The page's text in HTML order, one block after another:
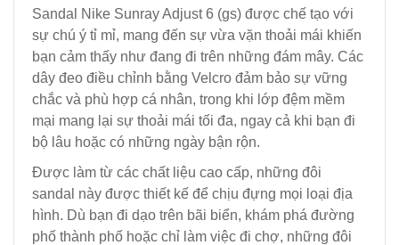
Sandal Nike Sunray Adjust 6 (gs) được chế tạo với
sự chú ý tỉ mỉ, mang đến sự vừa vặn thoải mái khiến
bạn cảm thấy như đang đi trên những đám mây. Các
dây đeo điều chỉnh bằng Velcro đảm bảo sự vững
chắc và phù hợp cá nhân, trong khi lớp đệm mềm
mại mang lại sự thoải mái tối đa, ngay cả khi bạn đi
bộ lâu hoặc có những ngày bận rộn.
Được làm từ các chất liệu cao cấp, những đôi
sandal này được thiết kế để chịu đựng mọi loại địa
hình. Dù bạn đi dạo trên bãi biển, khám phá đường
phố thành phố hoặc chỉ làm việc đi chợ, những đôi